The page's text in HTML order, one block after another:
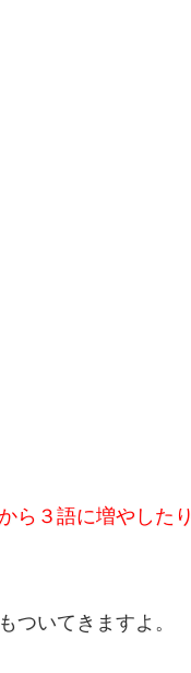
ら３語に増やしたり
ついてきますよ。